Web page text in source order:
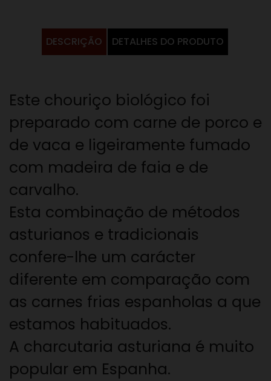
DESCRIÇÃO DETALHES DO PRODUTO
Este chouriço biológico foi
preparado com carne de porco e
de vaca e ligeiramente fumado
com madeira de faia e de
carvalho.
Esta combinação de métodos
asturianos e tradicionais
confere-lhe um carácter
diferente em comparação com
as carnes frias espanholas a que
estamos habituados.
A charcutaria asturiana é muito
popular em Espanha.